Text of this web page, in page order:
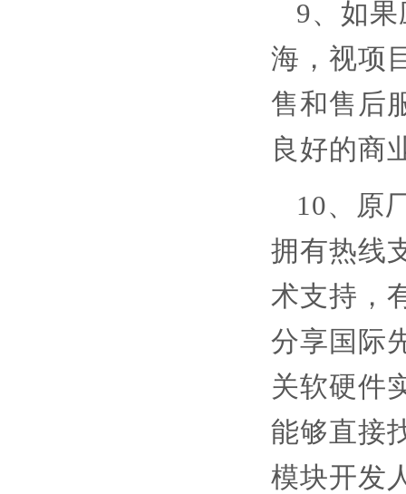
9、如
海，视项
售和售后
良好的商
10、原
拥有热线
术支持，
分享国际
关软硬件
能够直接
模块开发